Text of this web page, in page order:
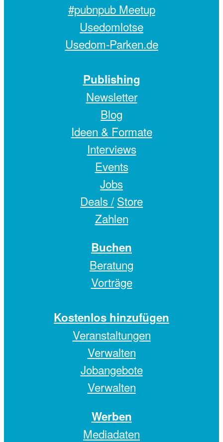
#pubnpub Meetup
Usedomlotse
Usedom-Parken.de
Publishing
Newsletter
Blog
Ideen & Formate
Interviews
Events
Jobs
Deals / Store
Zahlen
Buchen
Beratung
Vorträge
Kostenlos hinzufügen
Veranstaltungen
Verwalten
Jobangebote
Verwalten
Werben
Mediadaten